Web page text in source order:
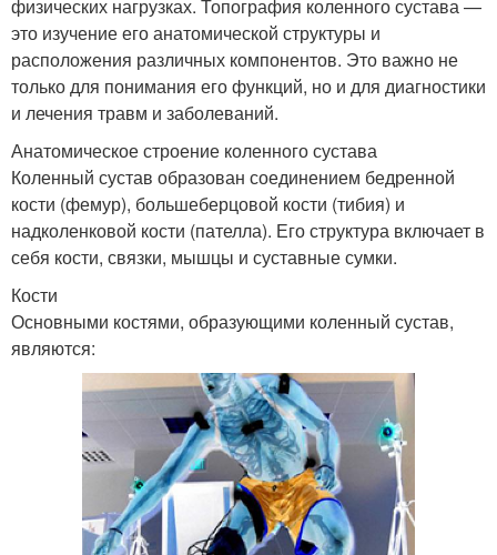
физических нагрузках. Топография коленного сустава —
это изучение его анатомической структуры и
расположения различных компонентов. Это важно не
только для понимания его функций, но и для диагностики
и лечения травм и заболеваний.
Анатомическое строение коленного сустава
Коленный сустав образован соединением бедренной
кости (фемур), большеберцовой кости (тибия) и
надколенковой кости (пателла). Его структура включает в
себя кости, связки, мышцы и суставные сумки.
Кости
Основными костями, образующими коленный сустав,
являются: